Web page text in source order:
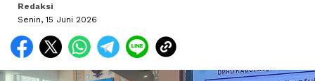
Redaksi
Senin, 15 Juni 2026